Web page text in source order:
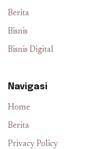
Berita
Bisnis
Bisnis Digital
Navigasi
Home
Berita
Privacy Policy